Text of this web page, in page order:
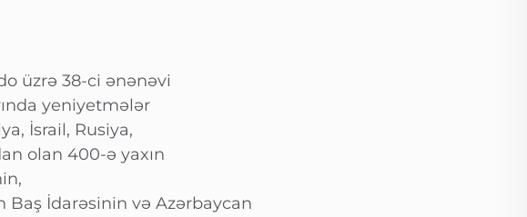
üzrə 38-ci ənənəvi
yeniyetmələr
İsrail, Rusiya,
olan 400-ə yaxın
Baş İdarəsinin və Azərbaycan